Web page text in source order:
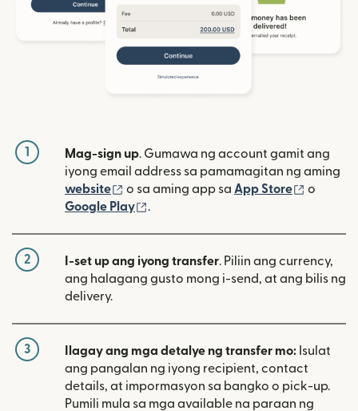
1 Mag-sign up. Gumawa ng account gamit ang
iyong email address sa pamamagitan ng aming
website
(bubukas sa bagong window)
o sa aming app sa App Store
o
Google Play
.
2 I-set up ang iyong transfer. Piliin ang currency,
ang halagang gusto mong i-send, at ang bilis ng
delivery.
3 Ilagay ang mga detalye ng transfer mo: Isulat
ang pangalan ng iyong recipient, contact
details, at impormasyon sa bangko o pick-up.
Pumili mula sa mga available na paraan ng